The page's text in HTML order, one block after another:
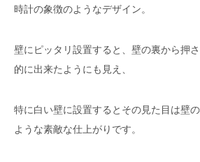
時計の象徴のようなデザイン。
壁にピッタリ設置すると、壁の裏から押
的に出来たようにも見え、
特に白い壁に設置するとその見た目は壁
ような素敵な仕上がりです。